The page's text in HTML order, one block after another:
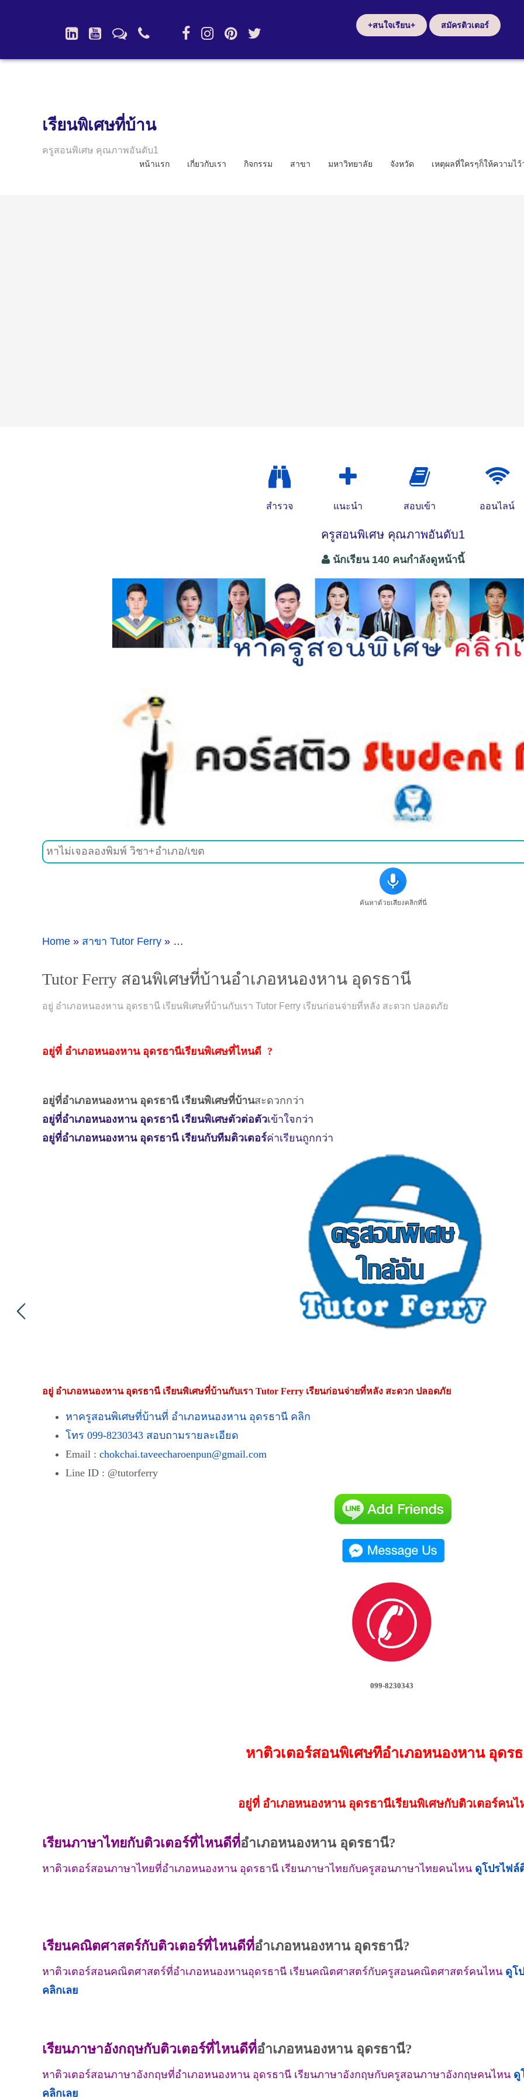
+สนใจเรียน+ สมัครติวเตอร์
เรียนพิเศษที่บ้าน
ครูสอนพิเศษ คุณภาพอันดับ1
หน้าแรก เกี่ยวกับเรา กิจกรรม สาขา มหาวิทยาลัย จังหวัด เหตุผลที่ใครๆก็ให้ความไว้
สำรวจ แนะนำ สอบเข้า ออนไลน์
ครูสอนพิเศษ คุณภาพอันดับ1
นักเรียน 140 คนกำลังดูหน้านี้
ค้นหาด้วยเสียงคลิกที่นี่
Home » สาขา Tutor Ferry » Tutor Ferry สอนพิเศษที่บ้านอำเภอหนองหาน อุดรธานี
Tutor Ferry สอนพิเศษที่บ้านอำเภอหนองหาน อุดรธานี
อยู่ อำเภอหนองหาน อุดรธานี เรียนพิเศษที่บ้านกับเรา Tutor Ferry เรียนก่อนจ่ายที่หลัง สะดวก ปลอดภัย
อยู่ที่ อำเภอหนองหาน อุดรธานีเรียนพิเศษที่ไหนดี ?
อยู่ที่อำเภอหนองหาน อุดรธานี เรียนพิเศษที่บ้านสะดวกกว่า
อยู่ที่อำเภอหนองหาน อุดรธานี เรียนพิเศษตัวต่อตัวเข้าใจกว่า
อยู่ที่อำเภอหนองหาน อุดรธานี เรียนกับทีมติวเตอร์ค่าเรียนถูกกว่า
อยู่ อำเภอหนองหาน อุดรธานีเรียนพิเศษที่บ้านกับเรา Tutor Ferry เรียนก่อนจ่ายที่หลัง สะดวก ปลอดภัย
หาครูสอนพิเศษที่บ้านที่ อำเภอหนองหาน อุดรธานี คลิก
โทร 099-8230343 สอบถามรายละเอียด
Email : chokchai.taveecharoenpun@gmail.com
Line ID : @tutorferry
099-8230343
หาติวเตอร์สอนพิเศษที่อำเภอหนองหาน อุดร
อยู่ที่ อำเภอหนองหาน อุดรธานีเรียนพิเศษกับติวเตอร์คนไ
เรียนภาษาไทยกับติวเตอร์ที่ไหนดีที่อำเภอหนองหาน อุดรธานี?
หาติวเตอร์สอนภาษาไทยที่อำเภอหนองหาน อุดรธานี เรียนภาษาไทยกับครูสอนภาษาไทยคนไหน ดูโปรไฟล์
เรียนคณิตศาสตร์กับติวเตอร์ที่ไหนดีที่อำเภอหนองหาน อุดรธานี?
หาติวเตอร์สอนคณิตศาสตร์ที่อำเภอหนองหานอุดรธานี เรียนคณิตศาสตร์กับครูสอนคณิตศาสตร์คนไหน ดูโ
คลิกเลย
เรียนภาษาอังกฤษกับติวเตอร์ที่ไหนดีที่อำเภอหนองหาน อุดรธานี?
หาติวเตอร์สอนภาษาอังกฤษที่อำเภอหนองหาน อุดรธานี เรียนภาษาอังกฤษกับครูสอนภาษาอังกฤษคนไหน ดู
คลิกเลย